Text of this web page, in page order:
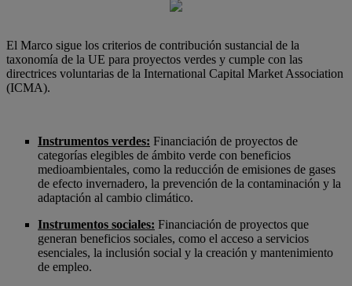
El Marco sigue los criterios de contribución sustancial de la
taxonomía de la UE para proyectos verdes y cumple con las
directrices voluntarias de la International Capital Market Association
(ICMA).
Instrumentos verdes: Financiación de proyectos de
categorías elegibles de ámbito verde con beneficios
medioambientales, como la reducción de emisiones de gases
de efecto invernadero, la prevención de la contaminación y la
adaptación al cambio climático.
Instrumentos sociales: Financiación de proyectos que
generan beneficios sociales, como el acceso a servicios
esenciales, la inclusión social y la creación y mantenimiento
de empleo.